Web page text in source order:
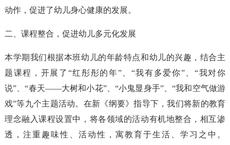
动作，促进了幼儿身心健康的发展。
二、课程整合，促进幼儿多元化发展
本学期我们根据本班幼儿的年龄特点和幼儿的兴趣，结合主
题课程，开展了“红彤彤的年”、“我有多爱你”、“我对你
说”、“春天——大树和小花”、“小鬼显身手”、“我和空气做游
戏”等九个主题活动。在新《纲要》指导下，我们将新的教育
理念融入课程设置中，将各领域的活动有机地整合，相互渗
透，注重趣味性、活动性，寓教育于生活、学习之中。